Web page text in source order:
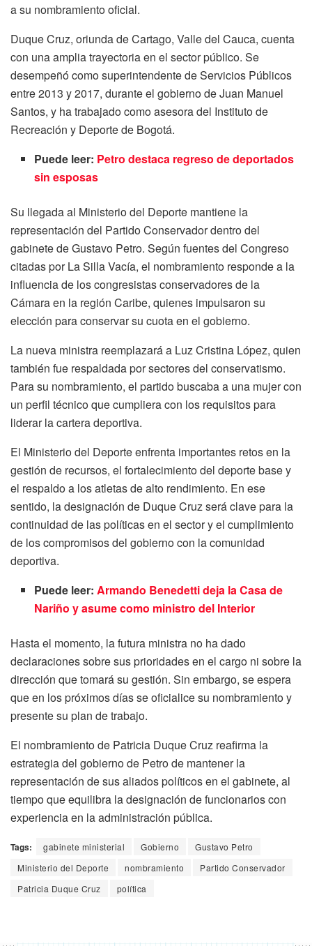
a su nombramiento oficial.
Duque Cruz, oriunda de Cartago, Valle del Cauca, cuenta
con una amplia trayectoria en el sector público. Se
desempeñó como superintendente de Servicios Públicos
entre 2013 y 2017, durante el gobierno de Juan Manuel
Santos, y ha trabajado como asesora del Instituto de
Recreación y Deporte de Bogotá.
Puede leer: Petro destaca regreso de deportados
sin esposas
Su llegada al Ministerio del Deporte mantiene la
representación del Partido Conservador dentro del
gabinete de Gustavo Petro. Según fuentes del Congreso
citadas por La Silla Vacía, el nombramiento responde a la
influencia de los congresistas conservadores de la
Cámara en la región Caribe, quienes impulsaron su
elección para conservar su cuota en el gobierno.
La nueva ministra reemplazará a Luz Cristina López, quien
también fue respaldada por sectores del conservatismo.
Para su nombramiento, el partido buscaba a una mujer con
un perfil técnico que cumpliera con los requisitos para
liderar la cartera deportiva.
El Ministerio del Deporte enfrenta importantes retos en la
gestión de recursos, el fortalecimiento del deporte base y
el respaldo a los atletas de alto rendimiento. En ese
sentido, la designación de Duque Cruz será clave para la
continuidad de las políticas en el sector y el cumplimiento
de los compromisos del gobierno con la comunidad
deportiva.
Puede leer:Armando Benedetti deja la Casa de
Nariño y asume como ministro del Interior
Hasta el momento, la futura ministra no ha dado
declaraciones sobre sus prioridades en el cargo ni sobre la
dirección que tomará su gestión. Sin embargo, se espera
que en los próximos días se oficialice su nombramiento y
presente su plan de trabajo.
El nombramiento de Patricia Duque Cruz reafirma la
estrategia del gobierno de Petro de mantener la
representación de sus aliados políticos en el gabinete, al
tiempo que equilibra la designación de funcionarios con
experiencia en la administración pública.
Tags: gabinete ministerial Gobierno
Gustavo Petro
Ministerio del Deporte
nombramiento
Partido Conservador
Patricia Duque Cruz
política